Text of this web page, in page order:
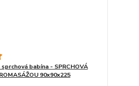
babína - SPRCHOVÁ
90x90x225